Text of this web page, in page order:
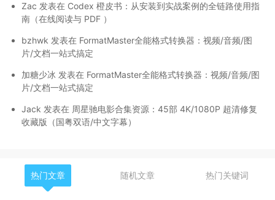
Zac 发表在 Codex 橙皮书：从安装到实战案例的全链路使用指
南（在线阅读与 PDF ）
bzhwk 发表在 FormatMaster全能格式转换器：视频/音频/图
片/文档一站式搞定
加糖少冰 发表在 FormatMaster全能格式转换器：视频/音频/图
片/文档一站式搞定
Jack 发表在 周星驰电影合集资源：45部 4K/1080P 超清修复
收藏版（国粤双语/中文字幕）
热门文章 随机文章 热门关键词